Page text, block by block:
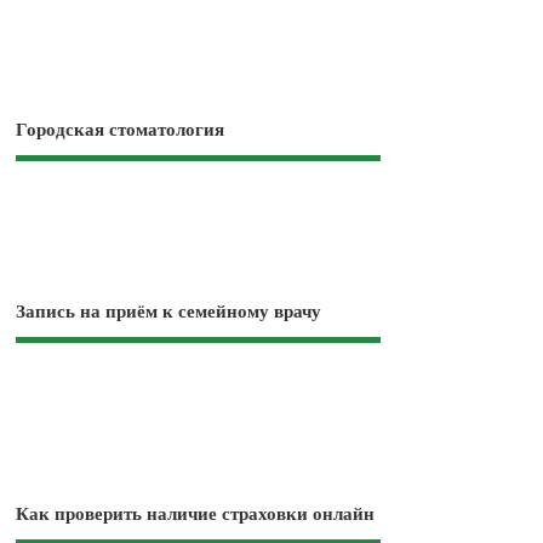
Городская стоматология
Запись на приём к семейному врачу
Как проверить наличие страховки онлайн